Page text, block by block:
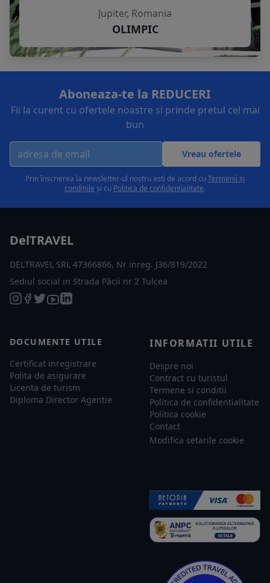
Jupiter, Romania
OLIMPIC
Aboneaza-te la REDUCERI
Fii la curent cu ofertele noastre si prinde pretul cel mai
bun
Vreau ofertele
Prin înscrierea la newsletter-ul nostru esti de acord cuTermenii și
condițiile și cu Politica de confidențialitate.
DelTRAVEL
DELTRAVEL SRL 47366866, Nr inreg. J36/819/2022
Sediul social in Strada Păcii nr 2 Tulcea
DOCUMENTE UTILE
Certificat inregistrare
Polita de asigurare
Licenta de turism
Diploma Director Agentie
INFORMATII UTILE
Despre noi
Contract cu turistul
Termene si conditii
Politica de confidentialitate
Politica cookie
Contact
Modifica setarile cookie